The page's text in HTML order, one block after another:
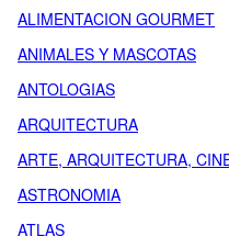
ALIMENTACION GOURMET
ANIMALES Y MASCOTAS
ANTOLOGIAS
ARQUITECTURA
ARTE, ARQUITECTURA,
ASTRONOMIA
ATLAS